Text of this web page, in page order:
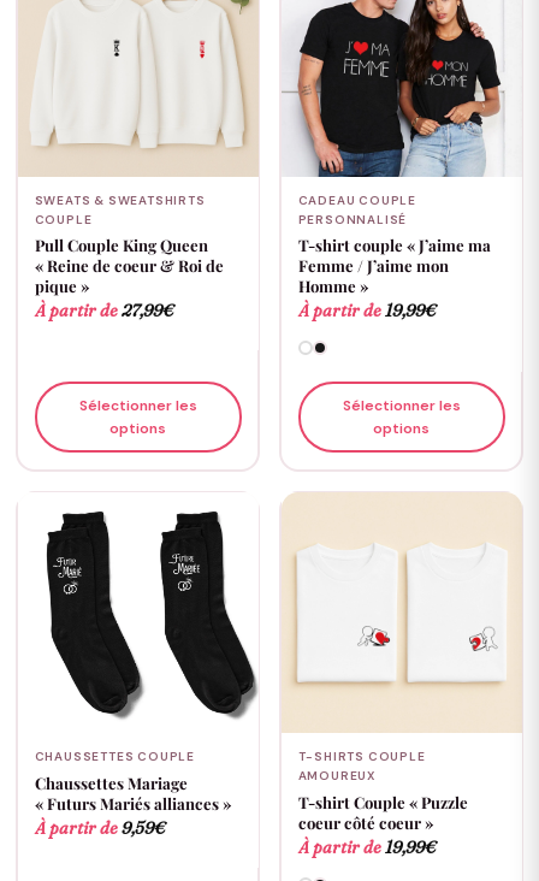
SWEATS & SWEATSHIRTS
COUPLE
Pull Couple King Queen
« Reine de coeur & Roi de
pique »
À partir de27,99€
Sélectionner les
options
CADEAU COUPLE
PERSONNALISÉ
T-shirt couple « J’aime ma
Femme / J’aime mon
Homme »
À partir de19,99€
Sélectionner les
options
CHAUSSETTES COUPLE
Chaussettes Mariage
« Futurs Mariés alliances »
À partir de9,59€
T-SHIRTS COUPLE
AMOUREUX
T-shirt Couple « Puzzle
coeur côté coeur »
À partir de19,99€